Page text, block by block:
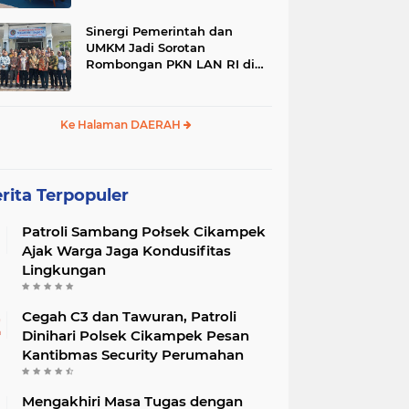
Sinergi Pemerintah dan
UMKM Jadi Sorotan
Rombongan PKN LAN RI di
Ke Halaman DAERAH
Terpopuler
Patroli Sambang Połsek Cikampek
Ajak Warga Jaga Kondusifitas
Lingkungan
Cegah C3 dan Tawuran, Patroli
Dinihari Polsek Cikampek Pesan
Kantibmas Security Perumahan
Mengakhiri Masa Tugas dengan